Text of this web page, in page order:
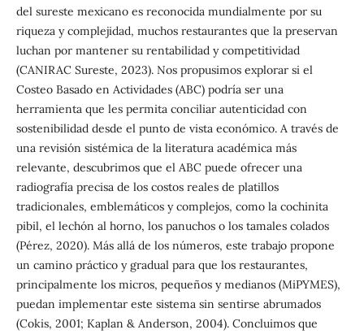
del sureste mexicano es reconocida mundialmente por su
riqueza y complejidad, muchos restaurantes que la preservan
luchan por mantener su rentabilidad y competitividad
(CANIRAC Sureste, 2023). Nos propusimos explorar si el
Costeo Basado en Actividades (ABC) podría ser una
herramienta que les permita conciliar autenticidad con
sostenibilidad desde el punto de vista económico. A través de
una revisión sistémica de la literatura académica más
relevante, descubrimos que el ABC puede ofrecer una
radiografía precisa de los costos reales de platillos
tradicionales, emblemáticos y complejos, como la cochinita
pibil, el lechón al horno, los panuchos o los tamales colados
(Pérez, 2020). Más allá de los números, este trabajo propone
un camino práctico y gradual para que los restaurantes,
principalmente los micros, pequeños y medianos (MiPYMES),
puedan implementar este sistema sin sentirse abrumados
(Cokis, 2001; Kaplan & Anderson, 2004). Concluimos que